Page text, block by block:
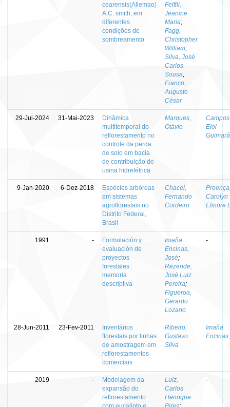
cearensis(Allemao)
A.C. smith, em
diferentes
condições de
sombreamento
Felfili,
Jeanine
Maria;
Fagg,
Christopher
William;
Silva, José
Carlos
Sousa;
Franco,
Augusto
César
29-Jul-2024 31-Mai-2023
Dinâmica
multitemporal do
reflorestamento no
controle da perda
de solo em bacia
de contribuição de
usina hidrelétrica
Marques,
Otávio
Eloi
9-Jan-2020 6-Dez-2018
Espécies arbóreas
em sistemas
agroflorestais no
Distrito Federal,
Brasil
Chacel,
Fernando
Cordeiro
Carolyn
Elinore
1991 -
Formulación y
evaluación de
proyectos
forestales :
memoria
descriptiva
Imaña
Encinas,
José;
Rezende,
José Luiz
Pereira;
Figueroa,
Gerardo
Lozano
-
28-Jun-2011 23-Fev-2011
Inventários
florestais por linhas
de amostragem em
reflorestamentos
comerciais
Ribeiro,
Gustavo
Silva
Imaña
2019 -
Modelagem da
expansão do
reflorestamento
Luiz,
Carlos
Henrique
-